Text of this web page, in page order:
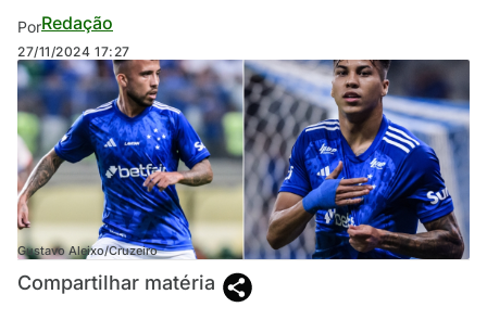
PorRedação
27/11/2024 17:27
Gustavo Aleixo/Cruzeiro
Compartilhar matéria